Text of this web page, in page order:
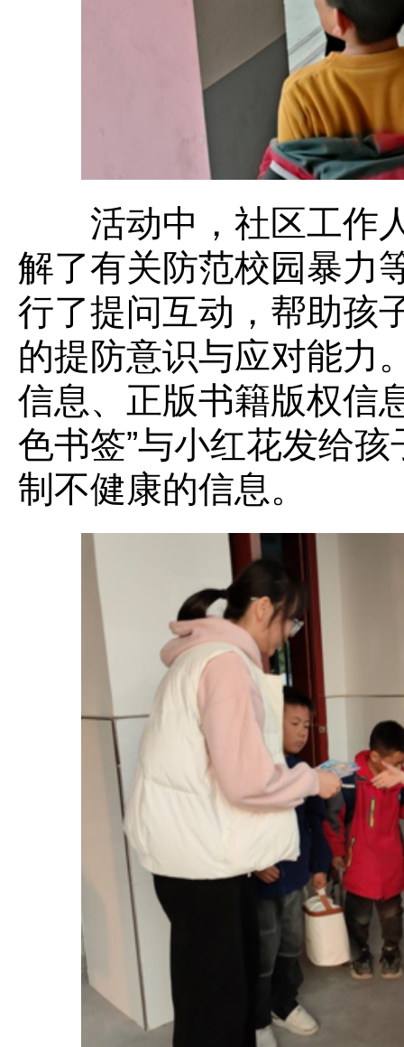
活动中，社区工作人
解了有关防范校园暴力
行了提问互动，帮助孩
的提防意识与应对能力
信息、正版书籍版权信
色书签”与小红花发给
制不健康的信息。